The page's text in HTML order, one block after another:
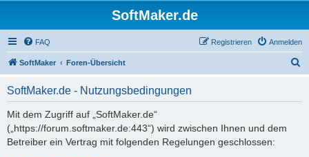
SoftMaker.de
FAQ Anmelden
Registrieren
SoftMaker Foren-Übersicht
SoftMaker.de - Nutzungsbedingungen
Mit dem Zugriff auf „SoftMaker.de“
(„https://forum.softmaker.de:443“) wird zwischen Ihnen und dem
Betreiber ein Vertrag mit folgenden Regelungen geschlossen: